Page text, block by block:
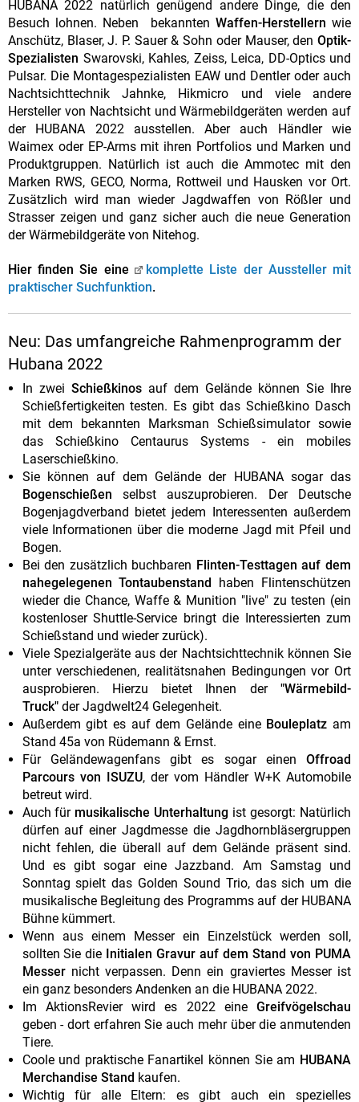
HUBANA 2022 natürlich genügend andere Dinge, die den
Besuch lohnen. Neben bekannten Waffen-Herstellern wie
Anschütz, Blaser, J. P. Sauer & Sohn oder Mauser, den Optik-
Spezialisten Swarovski, Kahles, Zeiss, Leica, DD-Optics und
Pulsar. Die Montagespezialisten EAW und Dentler oder auch
Nachtsichttechnik Jahnke, Hikmicro und viele andere
Hersteller von Nachtsicht und Wärmebildgeräten werden auf
der HUBANA 2022 ausstellen. Aber auch Händler wie
Waimex oder EP-Arms mit ihren Portfolios und Marken und
Produktgruppen. Natürlich ist auch die Ammotec mit den
Marken RWS, GECO, Norma, Rottweil und Hausken vor Ort.
Zusätzlich wird man wieder Jagdwaffen von Rößler und
Strasser zeigen und ganz sicher auch die neue Generation
der Wärmebildgeräte von Nitehog.
Hier finden Sie eine
komplette Liste der Aussteller mit
praktischer Suchfunktion.
Neu: Das umfangreiche Rahmenprogramm der
Hubana 2022
In zwei Schießkinos auf dem Gelände können Sie Ihre
Schießfertigkeiten testen. Es gibt das Schießkino Dasch
mit dem bekannten Marksman Schießsimulator sowie
das Schießkino Centaurus Systems - ein mobiles
Laserschießkino.
Sie können auf dem Gelände der HUBANA sogar das
Bogenschießen selbst auszuprobieren. Der Deutsche
Bogenjagdverband bietet jedem Interessenten außerdem
viele Informationen über die moderne Jagd mit Pfeil und
Bogen.
Bei den zusätzlich buchbaren Flinten-Testtagen auf dem
nahegelegenen Tontaubenstand
haben Flintenschützen
wieder die Chance, Waffe & Munition "live" zu testen (ein
kostenloser Shuttle-Service bringt die Interessierten zum
Schießstand und wieder zurück).
Viele Spezialgeräte aus der Nachtsichttechnik können Sie
unter verschiedenen, realitätsnahen Bedingungen vor Ort
ausprobieren. Hierzu bietet Ihnen der "Wärmebild-
Truck"der Jagdwelt24 Gelegenheit.
Außerdem gibt es auf dem Gelände eine Bouleplatz am
Stand 45a von Rüdemann & Ernst.
Für Geländewagenfans gibt es sogar einen Offroad
Parcours von ISUZU, der vom Händler W+K Automobile
betreut wird.
Auch für musikalische Unterhaltung ist gesorgt: Natürlich
dürfen auf einer Jagdmesse die Jagdhornbläsergruppen
nicht fehlen, die überall auf dem Gelände präsent sind.
Und es gibt sogar eine Jazzband. Am Samstag und
Sonntag spielt das Golden Sound Trio, das sich um die
musikalische Begleitung des Programms auf der HUBANA
Bühne kümmert.
Wenn aus einem Messer ein Einzelstück werden soll,
sollten Sie die Initialen Gravur auf dem Stand von PUMA
Messernicht verpassen. Denn ein graviertes Messer ist
ein ganz besonders Andenken an die HUBANA 2022.
Im AktionsRevier wird es 2022 eine Greifvögelschau
geben - dort erfahren Sie auch mehr über die anmutenden
Tiere.
Coole und praktische Fanartikel können Sie am HUBANA
Merchandise Stand kaufen.
Wichtig für alle Eltern: es gibt auch ein spezielles